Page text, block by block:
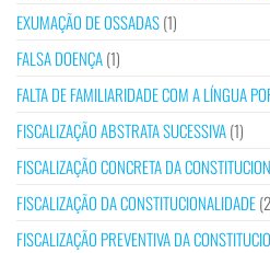
EXUMAÇÃO DE OSSADAS(1)
FALSA DOENÇA(1)
FALTA DE FAMILIARIDADE COM A LÍNGUA
FISCALIZAÇÃO ABSTRATA SUCESSIVA(1)
FISCALIZAÇÃO CONCRETA DA
FISCALIZAÇÃO DA CONSTITUCIONALIDADE
FISCALIZAÇÃO PREVENTIVA DA